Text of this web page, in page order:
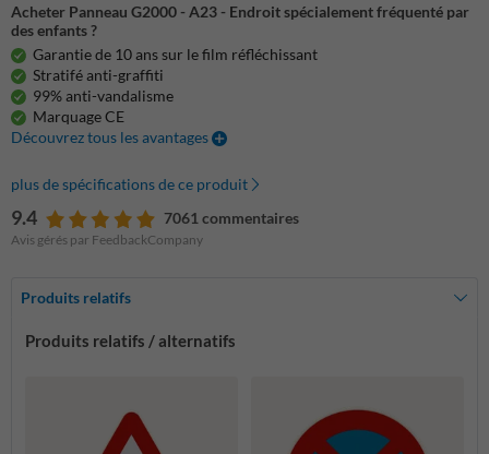
Acheter Panneau G2000 - A23 - Endroit spécialement fréquenté par
des enfants ?
Garantie de 10 ans sur le film réfléchissant
Stratifé anti-graffiti
99% anti-vandalisme
Marquage CE
Découvrez tous les avantages
plus de spécifications de ce produit
9.4 7061 commentaires
Avis gérés par FeedbackCompany
Produits relatifs
Produits relatifs / alternatifs